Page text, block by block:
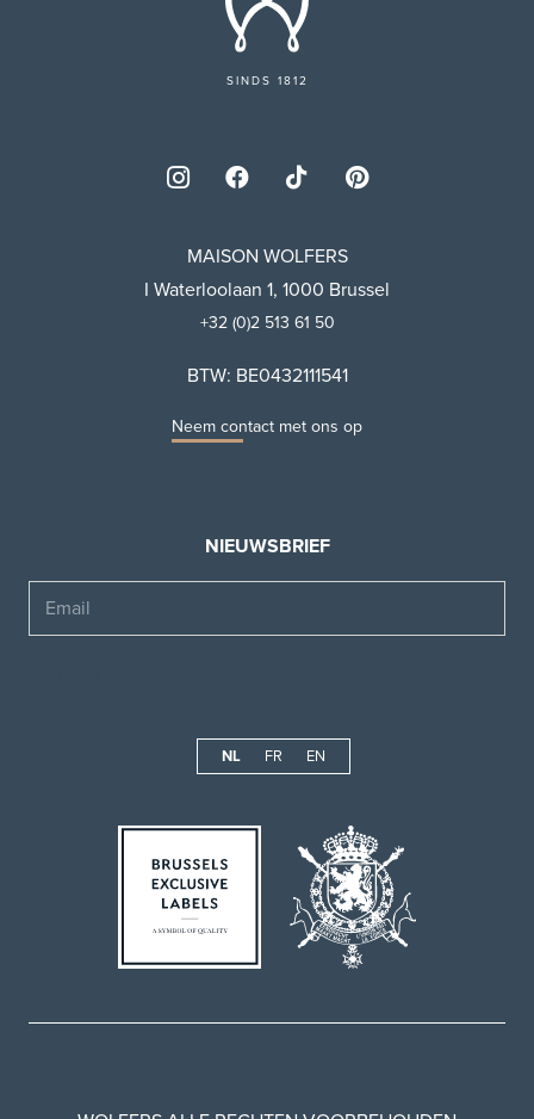
SINDS 1812
MAISON WOLFERS
I Waterloolaan 1, 1000 Brussel
+32 (0)2 513 61 50
BTW: BE0432111541
Neem contact met ons op
NIEUWSBRIEF
NL FR EN